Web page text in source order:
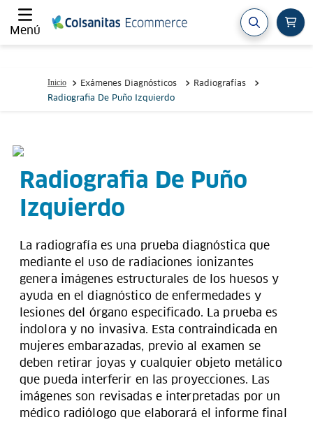
Menú
Exámenes Diagnósticos
Radiografías
Radiografia De Puño Izquierdo
Radiografia De Puño
Izquierdo
La radiografía es una prueba diagnóstica que
mediante el uso de radiaciones ionizantes
genera imágenes estructurales de los huesos y
ayuda en el diagnóstico de enfermedades y
lesiones del órgano especificado. La prueba es
indolora y no invasiva. Esta contraindicada en
mujeres embarazadas, previo al examen se
deben retirar joyas y cualquier objeto metálico
que pueda interferir en las proyecciones. Las
imágenes son revisadas e interpretadas por un
médico radiólogo que elaborará el informe final